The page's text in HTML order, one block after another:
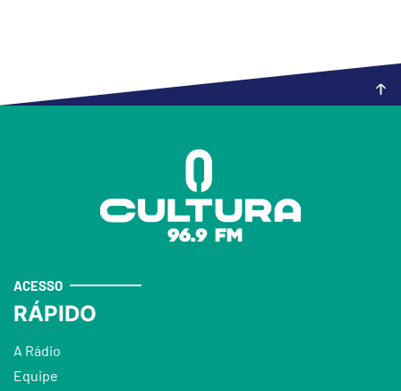
ACESSO
RÁPIDO
A Rádio
Equipe